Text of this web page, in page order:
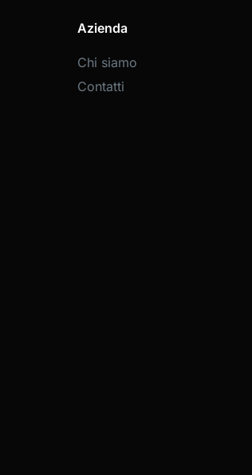
Azienda
Chi siamo
Contatti